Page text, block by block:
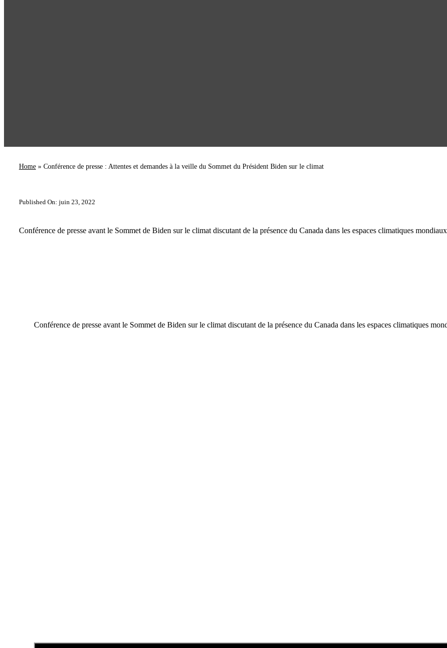
Home» Conférence de presse : Attentes et demandes à la veille du Sommet du Président Biden sur le climat
Published On: juin 23, 2022
Conférence de presse avant le Sommet de Biden sur le climat discutant de la présence du Canada dans les espaces climatiques mondiaux
Conférence de presse avant le Sommet de Biden sur le climat discutant de la présence du Canada dans les espaces climatiques